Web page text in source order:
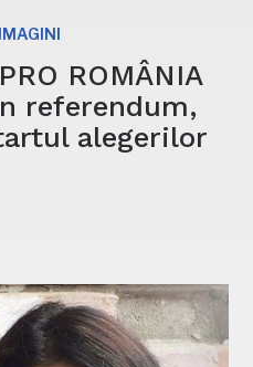
ROMÂNIA
referendum,
alegerilor